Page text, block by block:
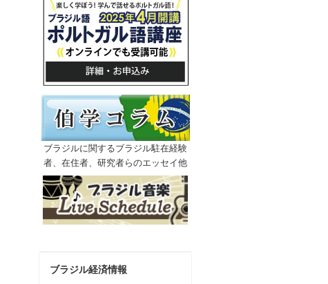
ブラジルに関するブラジル駐在経験
者、在住者、研究者らのエッセイ他
ブラジル経済情報